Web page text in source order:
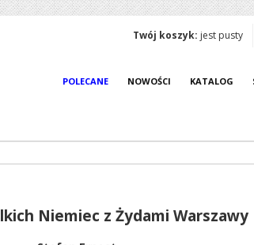
Twój koszyk: jest pusty
POLECANE NOWOŚCI KATALOG
Niemiec z Żydami Warszawy